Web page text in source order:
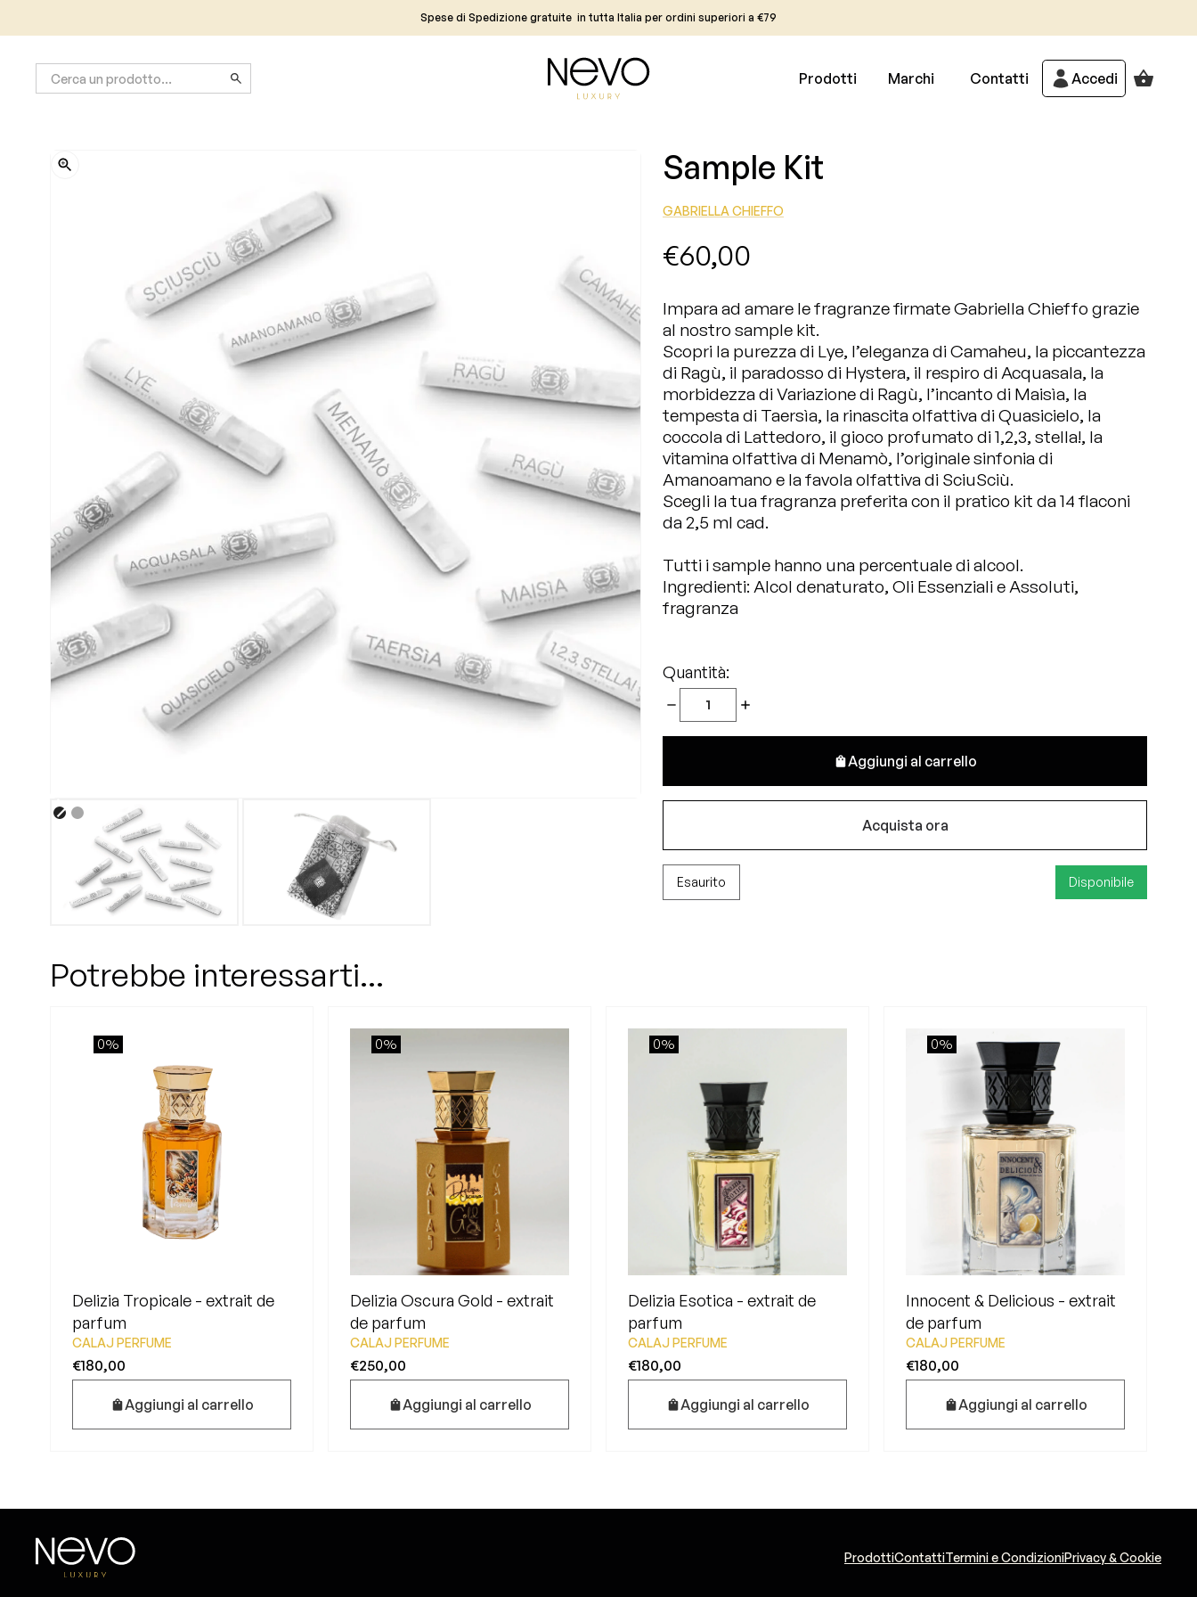
Spese di Spedizione gratuite in tutta Italia per ordini superiori a €79
Prodotti Marchi Contatti Accedi
Sample Kit
GABRIELLA CHIEFFO
€60,00
Impara ad amare le fragranze firmateGabriella Chieffo grazie
al nostro sample kit.
Scopri la purezza di Lye, l’eleganza di Camaheu, la piccantezza
di Ragù, il paradosso di Hystera, il respiro di Acquasala, la
morbidezza di Variazione di Ragù, l’incanto di Maisìa, la
tempesta di Taersìa, la rinascita olfattiva di Quasicielo, la
coccola di Lattedoro, il gioco profumato di 1,2,3, stella!, la
vitamina olfattiva di Menamò, l’originale sinfonia di
Amanoamano e la favola olfattiva di SciuSciù.
Scegli la tua fragranza preferita con il pratico kit da 14 flaconi
da 2,5 ml cad.
Tutti i sample hanno una percentuale di alcool.
Ingredienti: Alcol denaturato, Oli Essenziali e Assoluti,
fragranza
Quantità:
Aggiungi al carrello
Acquista ora
Esaurito Disponibile
Potrebbe interessarti...
0%
Delizia Tropicale - extrait de
parfum
CALAJ PERFUME
€180,00
Aggiungi al carrello
0%
Delizia Oscura Gold - extrait
de parfum
CALAJ PERFUME
€250,00
Aggiungi al carrello
0%
Delizia Esotica - extrait de
parfum
CALAJ PERFUME
€180,00
Aggiungi al carrello
0%
Innocent & Delicious - extrait
de parfum
CALAJ PERFUME
€180,00
Aggiungi al carrello
ProdottiContattiTermini e CondizioniPrivacy & Cookie